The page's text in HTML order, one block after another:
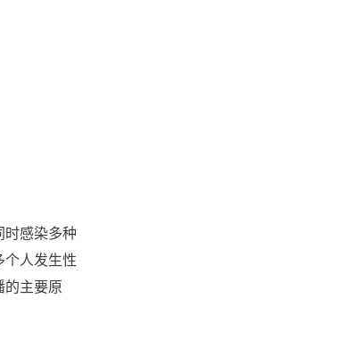
感染多种
人发生性
的主要原